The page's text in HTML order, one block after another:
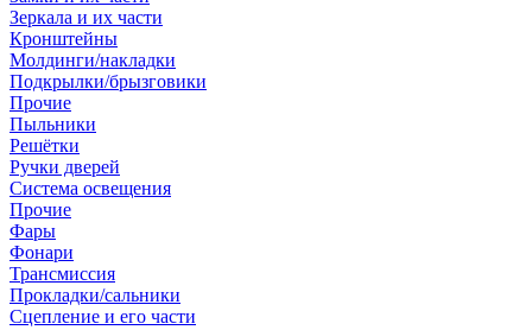
Зеркала и их части
Кронштейны
Молдинги/накладки
Подкрылки/брызговики
Прочие
Пыльники
Решётки
Ручки дверей
Система освещения
Прочие
Фары
Фонари
Трансмиссия
Прокладки/сальники
Сцепление и его части